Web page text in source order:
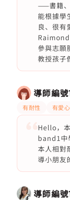
——書籍
能根據學
良、很有
參與志願
教授孩
導師編號
有耐性 有愛心
Hello，
band1中
本人相對
導小朋友
導師編號